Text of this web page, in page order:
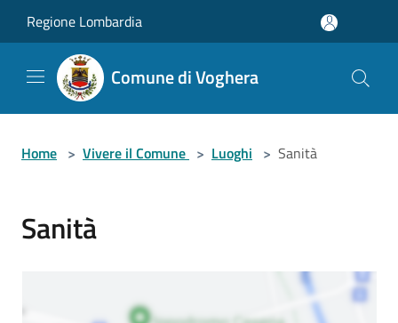
Regione Lombardia
Comune di Voghera
Home > Vivere il Comune > Luoghi > Sanità
Sanità